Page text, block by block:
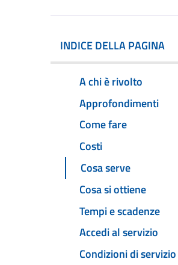
INDICE DELLA PAGINA
A chi è rivolto
Approfondimenti
Come fare
Costi
Cosa serve
Cosa si ottiene
Tempi e scadenze
Accedi al servizio
Condizioni di servizio